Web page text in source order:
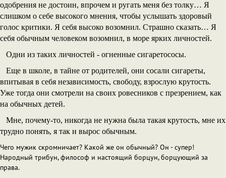
одобрения не достоин, впрочем и ругать меня без толку… Я
слишком о себе высокого мнения, чтобы услышать здоровый
голос критики. Я себя высоко возомнил. Страшно сказать… Я
себя обычным человеком возомнил, в море ярких личностей.
Одни из таких личностей - огненные сигаретососы.
Еще в школе, в тайне от родителей, они сосали сигареты,
впитывая в себя независимость, свободу, взрослую крутость.
Уже тогда они смотрели на своих ровесников с презрением, как
на обычных детей.
Мне, почему-то, никогда не нужна была такая крутость, мне их
трудно понять, я так и вырос обычным.
Чего мужик скромничает? Какой же он обычный? Он - супер!
Народный трибун, философ и настоящий борцун, борцующий за
права.